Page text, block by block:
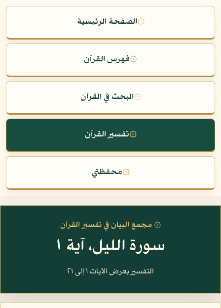
۞الصفحة الرئيسية
۞فهرس القرآن
۞البحث في القرآن
۞تفسير القرآن
۞محفظتي
۞ مجمع البيان في تفسير القرآن
سورة الليل، آية ١
التفسير يعرض الآيات ١ إلى ٢١